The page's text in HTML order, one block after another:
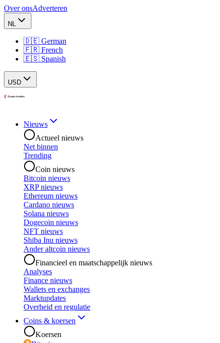
Over onsAdverteren
NL
🇩🇪 German
🇫🇷 French
🇪🇸 Spanish
USD
Nieuws
Actueel nieuws
Net binnen
Trending
Coin nieuws
Bitcoin nieuws
XRP nieuws
Ethereum nieuws
Cardano nieuws
Solana nieuws
Dogecoin nieuws
NFT nieuws
Shiba Inu nieuws
Ander altcoin nieuws
Financieel en maatschappelijk nieuws
Analyses
Finance nieuws
Wallets en exchanges
Marktupdates
Overheid en regulatie
Coins & koersen
Koersen